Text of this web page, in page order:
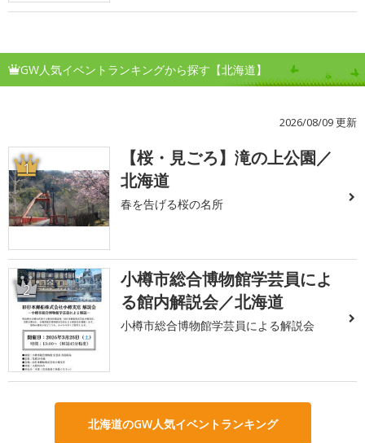
GW人気イベントランキングから探す【北海道】
2026/08/09 更新
1
【桜・見ごろ】滝の上公園／
北海道
春を告げる桜の名所
2
小樽市総合博物館学芸員によ
る館内解説会／北海道
小樽市総合博物館学芸員による解説会
北海道のGW人気イベントランキング